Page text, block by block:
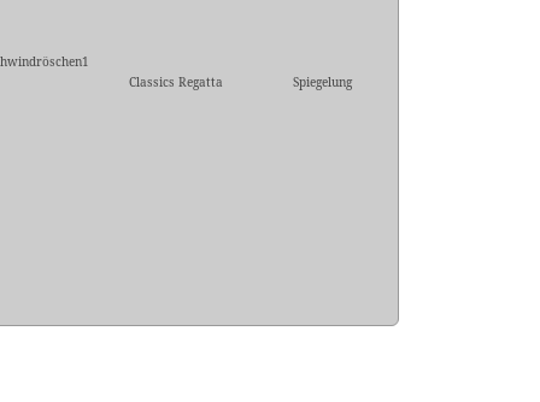
Classics Regatta
Spiegelung